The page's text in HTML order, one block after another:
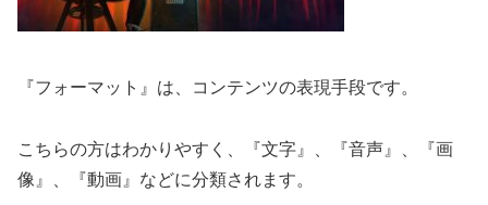
『フォーマット』は、コンテンツの表現手段です。
こちらの方はわかりやすく、『文字』、『音声』、『画
像』、『動画』などに分類されます。